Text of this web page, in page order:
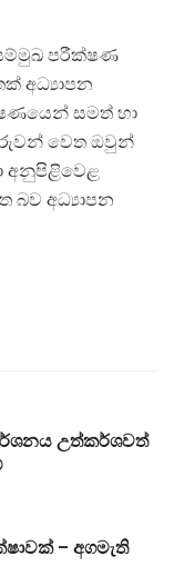
පරීක්ෂණ
අධ්‍යාපන
සමත් හා
වෙත ඔවුන්
අනුපිළිවෙළ
බව අධ්‍යාපන
උත්කර්ශවත්
– අගමැති